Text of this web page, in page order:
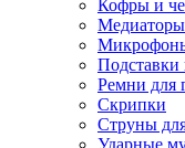
Кофры и
Ремни для
Скрипки
Струны
Ударные